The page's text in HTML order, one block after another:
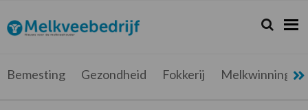
de
hoofdnavigatie
de
hoofd
de
eerste
de
voettekst
Melkveebedrijf.be
Nieuws
melkveehouder
Zoeken...
Zoek
Bemesting Gezondheid Fokkerij Melkwinning